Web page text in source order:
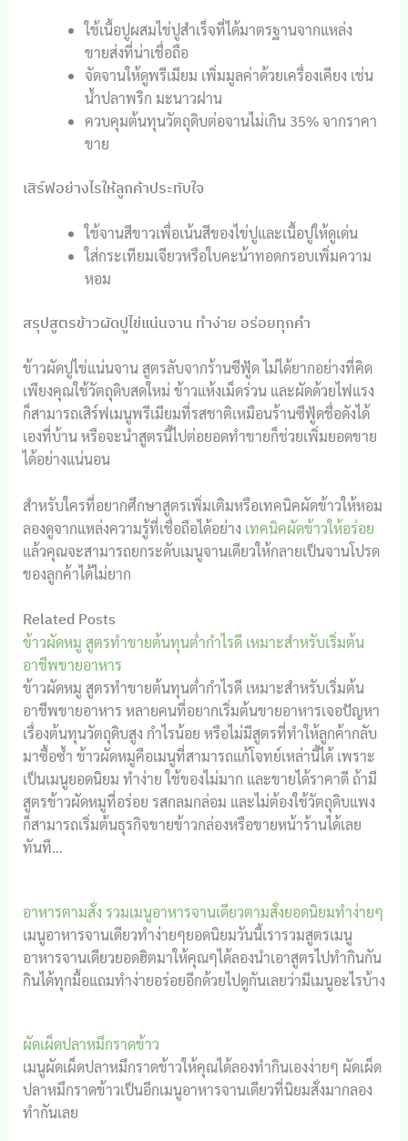
ใช้เนื้อปูผสมไข่ปูสำเร็จที่ได้มาตรฐานจากแหล่ง
ขายส่งที่น่าเชื่อถือ
จัดจานให้ดูพรีเมียม เพิ่มมูลค่าด้วยเครื่องเคียง เช่น
น้ำปลาพริก มะนาวฝาน
ควบคุมต้นทุนวัตถุดิบต่อจานไม่เกิน 35% จากราคา
ขาย
เสิร์ฟอย่างไรให้ลูกค้าประทับใจ
ใช้จานสีขาวเพื่อเน้นสีของไข่ปูและเนื้อปูให้ดูเด่น
ใส่กระเทียมเจียวหรือใบคะน้าทอดกรอบเพิ่มความ
หอม
สรุปสูตรข้าวผัดปูไข่แน่นจาน ทำง่าย อร่อยทุกคำ
ข้าวผัดปูไข่แน่นจาน สูตรลับจากร้านซีฟู้ด ไม่ได้ยากอย่างที่คิด
เพียงคุณใช้วัตถุดิบสดใหม่ ข้าวแห้งเม็ดร่วน และผัดด้วยไฟแรง
ก็สามารถเสิร์ฟเมนูพรีเมียมที่รสชาติเหมือนร้านซีฟู้ดชื่อดังได้
เองที่บ้าน หรือจะนำสูตรนี้ไปต่อยอดทำขายก็ช่วยเพิ่มยอดขาย
ได้อย่างแน่นอน
สำหรับใครที่อยากศึกษาสูตรเพิ่มเติมหรือเทคนิคผัดข้าวให้หอม
ลองดูจากแหล่งความรู้ที่เชื่อถือได้อย่าง เทคนิคผัดข้าวให้อร่อย
แล้วคุณจะสามารถยกระดับเมนูจานเดียวให้กลายเป็นจานโปรด
ของลูกค้าได้ไม่ยาก
Related Posts
ข้าวผัดหมู สูตรทำขายต้นทุนต่ำกำไรดี เหมาะสำหรับเริ่มต้น
อาชีพขายอาหาร
ข้าวผัดหมู สูตรทำขายต้นทุนต่ำกำไรดี เหมาะสำหรับเริ่มต้น
อาชีพขายอาหาร หลายคนที่อยากเริ่มต้นขายอาหารเจอปัญหา
เรื่องต้นทุนวัตถุดิบสูง กำไรน้อย หรือไม่มีสูตรที่ทำให้ลูกค้ากลับ
มาซื้อซ้ำ ข้าวผัดหมูคือเมนูที่สามารถแก้โจทย์เหล่านี้ได้ เพราะ
เป็นเมนูยอดนิยม ทำง่าย ใช้ของไม่มาก และขายได้ราคาดี ถ้ามี
สูตรข้าวผัดหมูที่อร่อย รสกลมกล่อม และไม่ต้องใช้วัตถุดิบแพง
ก็สามารถเริ่มต้นธุรกิจขายข้าวกล่องหรือขายหน้าร้านได้เลย
ทันที…
อาหารตามสั่ง รวมเมนูอาหารจานเดียวตามสั่งยอดนิยมทำง่ายๆ
เมนูอาหารจานเดียวทำง่ายๆยอดนิยมวันนี้เรารวมสูตรเมนู
อาหารจานเดียวยอดฮิตมาให้คุณๆได้ลองนำเอาสูตรไปทำกินกัน
กินได้ทุกมื้อแถมทำง่ายอร่อยอีกด้วยไปดูกันเลยว่ามีเมนูอะไรบ้าง
ผัดเผ็ดปลาหมึกราดข้าว
เมนูผัดเผ็ดปลาหมึกราดข้าวให้คุณได้ลองทำกินเองง่ายๆ ผัดเผ็ด
ปลาหมึกราดข้าวเป็นอีกเมนูอาหารจานเดียวที่นิยมสั่งมากลอง
ทำกันเลย